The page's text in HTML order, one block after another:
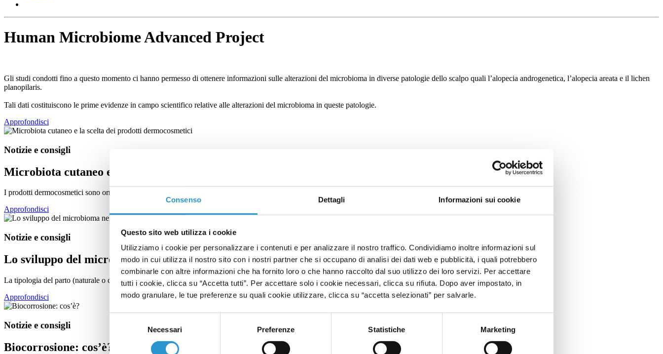
Consenso Dettagli Informazioni sui cookie
Questo sito web utilizza i cookie
Utilizziamo i cookie per personalizzare i contenuti e per analizzare il nostro traffico. Condividiamo inoltre informazioni sul
modo in cui utilizza il nostro sito con i nostri partner che si occupano di analisi dei dati web e pubblicità, i quali potrebbero
combinarle con altre informazioni che ha fornito loro o che hanno raccolto dal suo utilizzo dei loro servizi. Per accettare
tutti i cookie, clicca su “Accetta tutti”. Per accettare solo i cookie necessari, clicca su rifiuta. Dopo aver impostato, in
modo granulare, le tue preferenze su quali cookie utilizzare, clicca su “accetta selezionati” per salvarle.
consenso
Necessari Preferenze Statistiche Marketing
Human Microbiome Advanced Project
Gli studi condotti fino a questo momento ci hanno permesso di ottenere informazioni sulle alterazioni del microbioma in diverse patologie dello scalpo quali l’alopecia androgenetica, l’alopecia areata e il lichen
planopilaris.
Tali dati costituiscono le prime evidenze in campo scientifico relative alle alterazioni del microbioma in queste patologie.
Approfondisci
Notizie e consigli
Microbiota cutaneo e la scelta dei prodotti dermocosmetici
I prodotti dermocosmetici sono ormai largamente utilizzati per la cura quotidiana della pelle...
Approfondisci
Notizie e consigli
Lo sviluppo del microbioma nel neonato
La tipologia del parto (naturale o cesareo) influenza la colonizzazione batterica del neonato e ne condiziona...
Approfondisci
Notizie e consigli
Biocorrosione: cos’è?